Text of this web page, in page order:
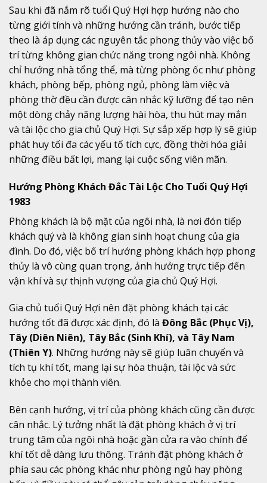
Sau khi đã nắm rõ tuổi Quý Hợi hợp hướng nào cho
từng giới tính và những hướng cần tránh, bước tiếp
theo là áp dụng các nguyên tắc phong thủy vào việc bố
trí từng không gian chức năng trong ngôi nhà. Không
chỉ hướng nhà tổng thể, mà từng phòng ốc như phòng
khách, phòng bếp, phòng ngủ, phòng làm việc và
phòng thờ đều cần được cân nhắc kỹ lưỡng để tạo nên
một dòng chảy năng lượng hài hòa, thu hút may mắn
và tài lộc cho gia chủ Quý Hợi. Sự sắp xếp hợp lý sẽ giúp
phát huy tối đa các yếu tố tích cực, đồng thời hóa giải
những điều bất lợi, mang lại cuộc sống viên mãn.
Hướng Phòng Khách Đắc Tài Lộc Cho Tuổi Quý Hợi
1983
Phòng khách là bộ mặt của ngôi nhà, là nơi đón tiếp
khách quý và là không gian sinh hoạt chung của gia
đình. Do đó, việc bố trí hướng phòng khách hợp phong
thủy là vô cùng quan trọng, ảnh hưởng trực tiếp đến
vận khí và sự thịnh vượng của gia chủ Quý Hợi.
Gia chủ tuổi Quý Hợi nên đặt phòng khách tại các
hướng tốt đã được xác định, đó là Đông Bắc (Phục Vị),
Tây (Diên Niên), Tây Bắc (Sinh Khí), và Tây Nam
(Thiên Y). Những hướng này sẽ giúp luân chuyển và
tích tụ khí tốt, mang lại sự hòa thuận, tài lộc và sức
khỏe cho mọi thành viên.
Bên cạnh hướng, vị trí của phòng khách cũng cần được
cân nhắc. Lý tưởng nhất là đặt phòng khách ở vị trí
trung tâm của ngôi nhà hoặc gần cửa ra vào chính để
khí tốt dễ dàng lưu thông. Tránh đặt phòng khách ở
phía sau các phòng khác như phòng ngủ hay phòng